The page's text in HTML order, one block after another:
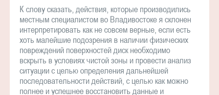
К слову сказать, действия, которые производились
местным специалистом во Владивостоке я склонен
интерпретировать как не совсем верные, если есть
хоть малейшие подозрения в наличии физических
повреждений поверхностей диск необходимо
вскрыть в условиях чистой зоны и провести анализ
ситуации с целью определения дальнейшей
последовательности действий, с целью как можно
полнее и успешнее восстановить данные и